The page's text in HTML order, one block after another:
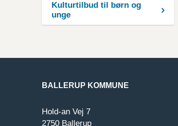
Kulturtilbud til børn og
unge
BALLERUP KOMMUNE
Hold-an Vej 7
2750 Ballerup